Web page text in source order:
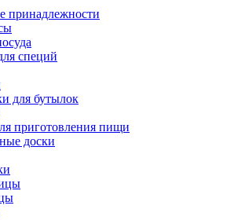
принадлежности
специй
для бутылок
приготовления пищи
доски